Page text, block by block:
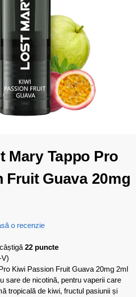
Mary Tappo Pro
Fruit Guava 20mg
o recenzie
22 puncte
V)
Kiwi Passion Fruit Guava 20mg 2ml
sare de nicotină, pentru vaperii care
tropicală de kiwi, fructul pasiunii și